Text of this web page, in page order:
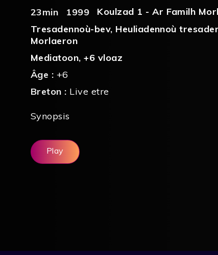
23min 1999 Koulzad 1 - Ar Familh
Tresadennoù-bev, Heuliadennoù
Morlaeron
Mediatoon,+6 vloaz
Âge : +6
Breton : Live etre
Synopsis
Play